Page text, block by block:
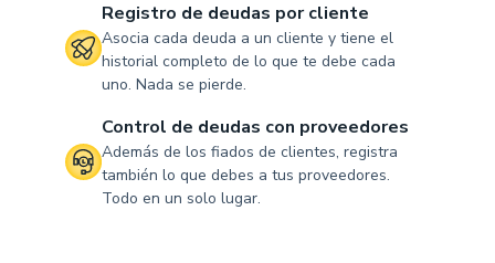
Registro de deudas por cliente
Asocia cada deuda a un cliente y tiene el
historial completo de lo que te debe cada
uno. Nada se pierde.
Control de deudas con proveedores
Además de los fiados de clientes, registra
también lo que debes a tus proveedores.
Todo en un solo lugar.